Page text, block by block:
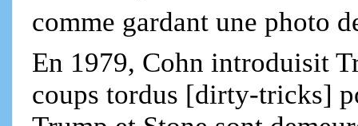
comme gardant une photo
En 1979, Cohn introduisit
coups tordus [dirty-tricks]